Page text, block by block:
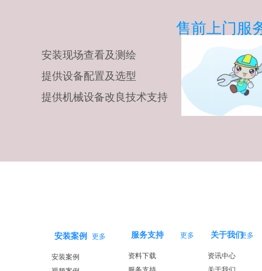
安装现场查看及测绘
提供设备配置及选型
提供机械设备改良技术支持
售前上门服
安装案例 更多
安装案例
服务支持 更多
资料下载
关于我们更多
资讯中心